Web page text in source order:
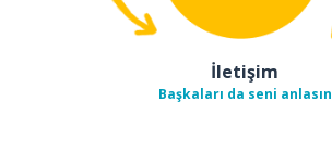
İletişim
Başkaları da seni anlasın